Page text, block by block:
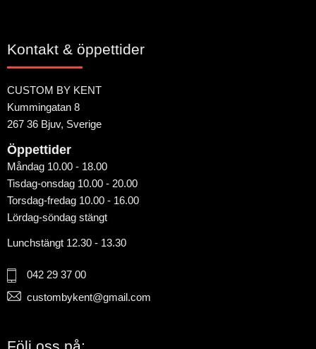
Kontakt & öppettider
CUSTOM BY KENT
Kummingatan 8
267 36 Bjuv, Sverige
Öppettider
Måndag 10.00 - 18.00
Tisdag-onsdag 10.00 - 20.00
Torsdag-fredag 10.00 - 16.00
Lördag-söndag stängt
Lunchstängt 12.30 - 13.30
042 29 37 00
custombykent@gmail.com
Följ oss på: